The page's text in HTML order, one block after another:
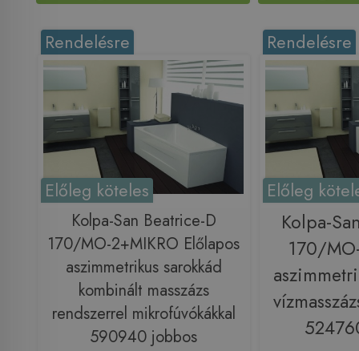
Rendelésre
Előleg köteles
Kolpa-San Beatrice-D
170/MO-2+MIKRO Előlapos
aszimmetrikus sarokkád
kombinált masszázs
rendszerrel mikrofúvókákkal
590940 jobbos
Rendelésre
Előleg
Kolpa-
170/